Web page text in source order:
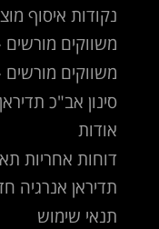
נקודות איסוף
משווקים מורשים
משווקים
סינון אב"כ תדיראן
אודות
דוחות אחריות
תדיראן אנרגיה
תנאי שימוש